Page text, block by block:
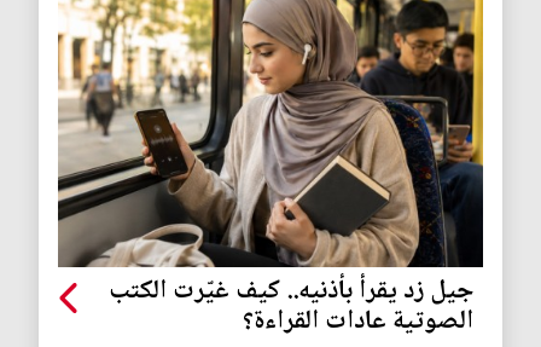
جيل زد يقرأ بأذنيه.. كيف غيّرت الكتب
الصوتية عادات القراءة؟